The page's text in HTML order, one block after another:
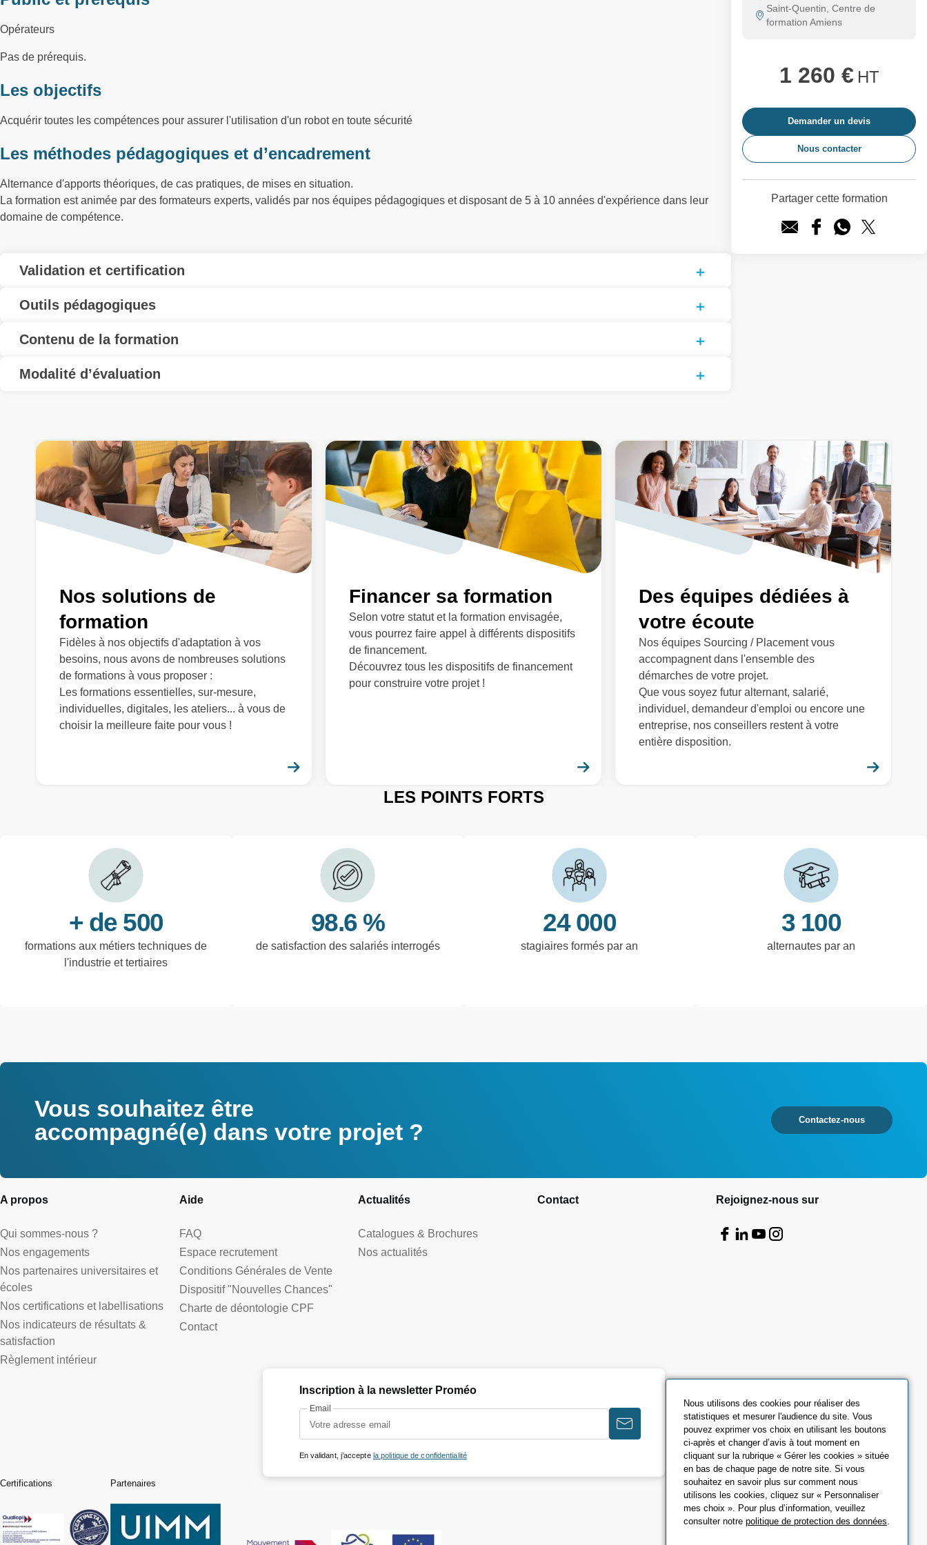
Opérateurs
Pas de prérequis.
Les objectifs
Acquérir toutes les compétences pour assurer l'utilisation d'un robot en toute sécurité
Les méthodes pédagogiques et d’encadrement
Alternance d'apports théoriques, de cas pratiques, de mises en situation.
La formation est animée par des formateurs experts, validés par nos équipes pédagogiques et disposant de 5 à 10 années d'expérience dans leur
domaine de compétence.
Validation et certification
Outils pédagogiques
Contenu de la formation
Modalité d’évaluation
Saint-Quentin, Centre de
formation Amiens
1 260 € HT
Demander un devis
Nous contacter
Partager cette formation
Nos solutions de
formation
Fidèles à nos objectifs d'adaptation à vos
besoins, nous avons de nombreuses solutions
de formations à vous proposer :
Les formations essentielles, sur-mesure,
individuelles, digitales, les ateliers... à vous de
choisir la meilleure faite pour vous !
Financer sa formation
Selon votre statut et la formation envisagée,
vous pourrez faire appel à différents dispositifs
de financement.
Découvrez tous les dispositifs de financement
pour construire votre projet !
Des équipes dédiées à
votre écoute
Nos équipes Sourcing / Placement vous
accompagnent dans l'ensemble des
démarches de votre projet.
Que vous soyez futur alternant, salarié,
individuel, demandeur d'emploi ou encore une
entreprise, nos conseillers restent à votre
entière disposition.
LES POINTS FORTS
+ de 500
formations aux métiers techniques de
l'industrie et tertiaires
98.6 %
de satisfaction des salariés interrogés
24 000
stagiaires formés par an
3 100
alternautes par an
Vous souhaitez être
accompagné(e) dans votre projet ?
Contactez-nous
A propos
Qui sommes-nous ?
Nos engagements
Nos partenaires universitaires et
écoles
Nos certifications et labellisations
Nos indicateurs de résultats &
satisfaction
Règlement intérieur
Aide
FAQ
Espace recrutement
Conditions Générales de Vente
Dispositif "Nouvelles Chances"
Charte de déontologie CPF
Contact
Actualités
Catalogues & Brochures
Nos actualités
Contact Rejoignez-nous sur
Inscription à la newsletter Proméo
Email
En validant, j’accepte la politique de confidentialité
Certifications Partenaires
Nous utilisons des cookies pour réaliser des
statistiques et mesurer l'audience du site. Vous
pouvez exprimer vos choix en utilisant les boutons
ci-après et changer d’avis à tout moment en
cliquant sur la rubrique « Gérer les cookies » située
en bas de chaque page de notre site. Si vous
souhaitez en savoir plus sur comment nous
utilisons les cookies, cliquez sur « Personnaliser
mes choix ». Pour plus d’information, veuillez
consulter notrepolitique de protection des données.